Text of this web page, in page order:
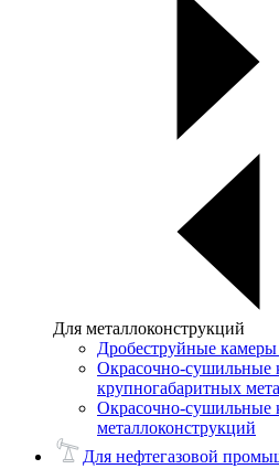
Для металлоконструкций
Дробеструйные
Окрасочно-сушильные
крупногабаритных
Окрасочно-сушильные
металлоконструкций
Для нефтегазовой